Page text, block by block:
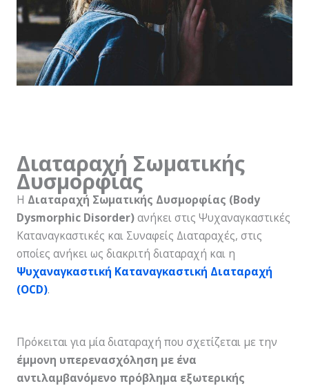
Διαταραχή Σωματικής
Δυσμορφίας
Η Διαταραχή Σωματικής Δυσμορφίας (Body
Dysmorphic Disorder)ανήκει στις Ψυχαναγκαστικές
Καταναγκαστικές και Συναφείς Διαταραχές, στις
οποίες ανήκει ως διακριτή διαταραχή και η
Ψυχαναγκαστική Καταναγκαστική Διαταραχή
(OCD).
Πρόκειται για µία διαταραχή που σχετίζεται με την
έμμονη υπερενασχόληση µε ένα
αντιλαμβανόμενο πρόβλημα εξωτερικής